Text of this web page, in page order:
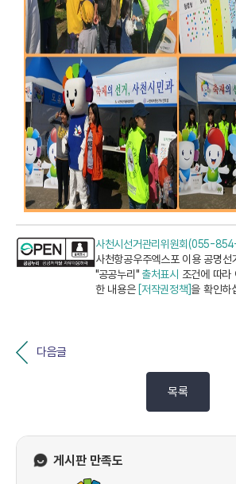
사천시선거관리위원회(055-
사천항공우주엑스포 이용 공명
"공공누리" 출처표시 조건에 따라
한 내용은 [저작권정책]을 확인하
다음글
목록
게시판 만족도